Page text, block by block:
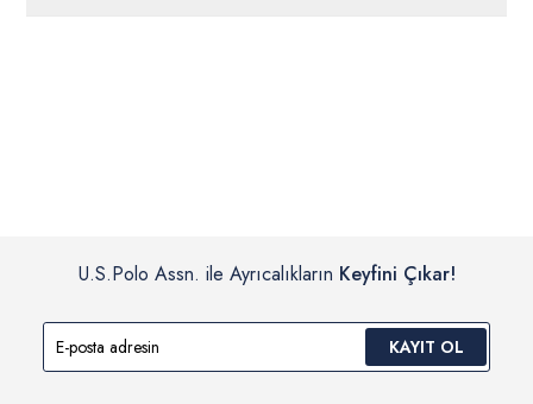
U.S.Polo Assn. ile Ayrıcalıkların Keyfini Çıkar!
KAYIT OL